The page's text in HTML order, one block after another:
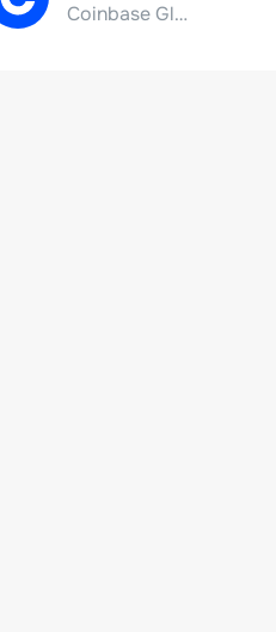
Coinbase Global, Inc. Class A Common Stock